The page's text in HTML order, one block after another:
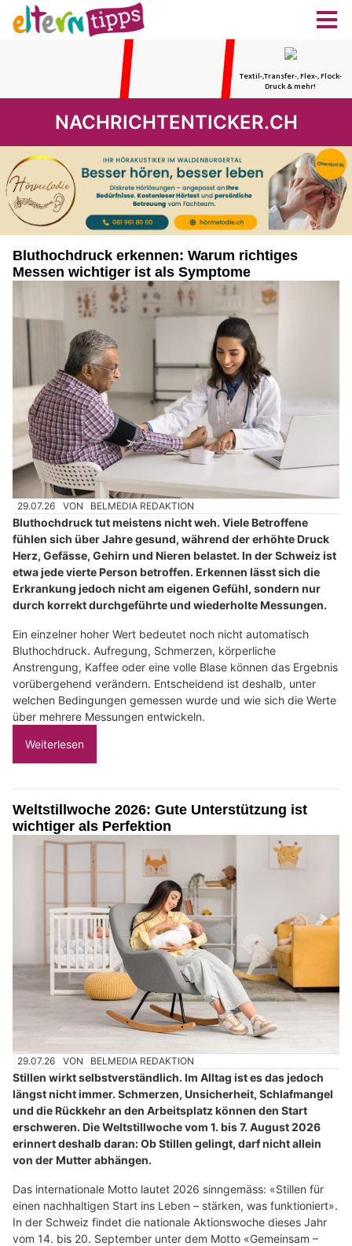
NACHRICHTENTICKER.CH
Bluthochdruck erkennen: Warum richtiges
Messen wichtiger ist als Symptome
29.07.26 VON BELMEDIA REDAKTION
Bluthochdruck tut meistens nicht weh. Viele Betroffene
fühlen sich über Jahre gesund, während der erhöhte Druck
Herz, Gefässe, Gehirn und Nieren belastet. In der Schweiz ist
etwa jede vierte Person betroffen. Erkennen lässt sich die
Erkrankung jedoch nicht am eigenen Gefühl, sondern nur
durch korrekt durchgeführte und wiederholte Messungen.
Ein einzelner hoher Wert bedeutet noch nicht automatisch
Bluthochdruck. Aufregung, Schmerzen, körperliche
Anstrengung, Kaffee oder eine volle Blase können das Ergebnis
vorübergehend verändern. Entscheidend ist deshalb, unter
welchen Bedingungen gemessen wurde und wie sich die Werte
über mehrere Messungen entwickeln.
Weiterlesen
Weltstillwoche 2026: Gute Unterstützung ist
wichtiger als Perfektion
29.07.26 VON BELMEDIA REDAKTION
Stillen wirkt selbstverständlich. Im Alltag ist es das jedoch
längst nicht immer. Schmerzen, Unsicherheit, Schlafmangel
und die Rückkehr an den Arbeitsplatz können den Start
erschweren. Die Weltstillwoche vom 1. bis 7. August 2026
erinnert deshalb daran: Ob Stillen gelingt, darf nicht allein
von der Mutter abhängen.
Das internationale Motto lautet 2026 sinngemäss: «Stillen für
einen nachhaltigen Start ins Leben – stärken, was funktioniert».
In der Schweiz findet die nationale Aktionswoche dieses Jahr
vom 14. bis 20. September unter dem Motto «Gemeinsam –